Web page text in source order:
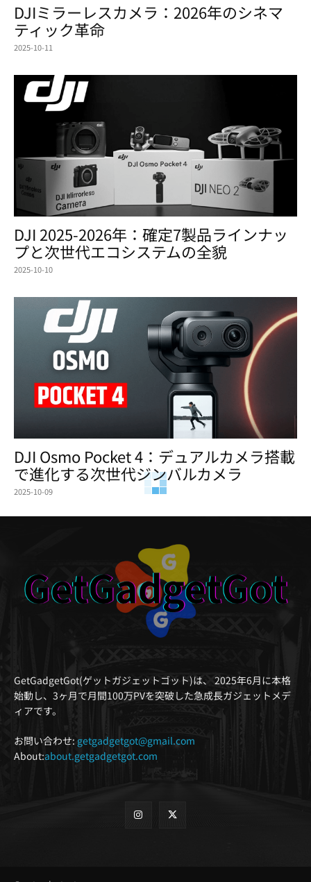
DJIミラーレスカメラ：2026年のシネマ
ティック革命
2025-10-11
DJI 2025-2026年：確定7製品ラインナッ
プと次世代エコシステムの全貌
2025-10-10
DJI Osmo Pocket 4：デュアルカメラ搭載
で進化する次世代ジンバルカメラ
2025-10-09
GetGadgetGot(ゲットガジェットゴット)は、 2025年6月に本格
始動し、3ヶ月で月間100万PVを突破した急成長ガジェットメデ
ィアです。
お問い合わせ: getgadgetgot@gmail.com
About:about.getgadgetgot.com